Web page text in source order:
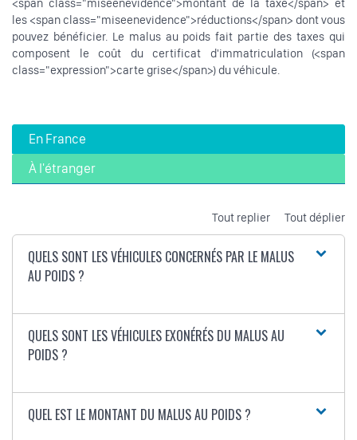
<span class="miseenevidence">montant de la taxe</span> et
les <span class="miseenevidence">réductions</span> dont vous
pouvez bénéficier. Le malus au poids fait partie des taxes qui
composent le coût du certificat d'immatriculation (<span
class="expression">carte grise</span>) du véhicule.
En France
À l'étranger
Tout replier Tout déplier
QUELS SONT LES VÉHICULES CONCERNÉS PAR LE MALUS
AU POIDS ?
QUELS SONT LES VÉHICULES EXONÉRÉS DU MALUS AU
POIDS ?
QUEL EST LE MONTANT DU MALUS AU POIDS ?